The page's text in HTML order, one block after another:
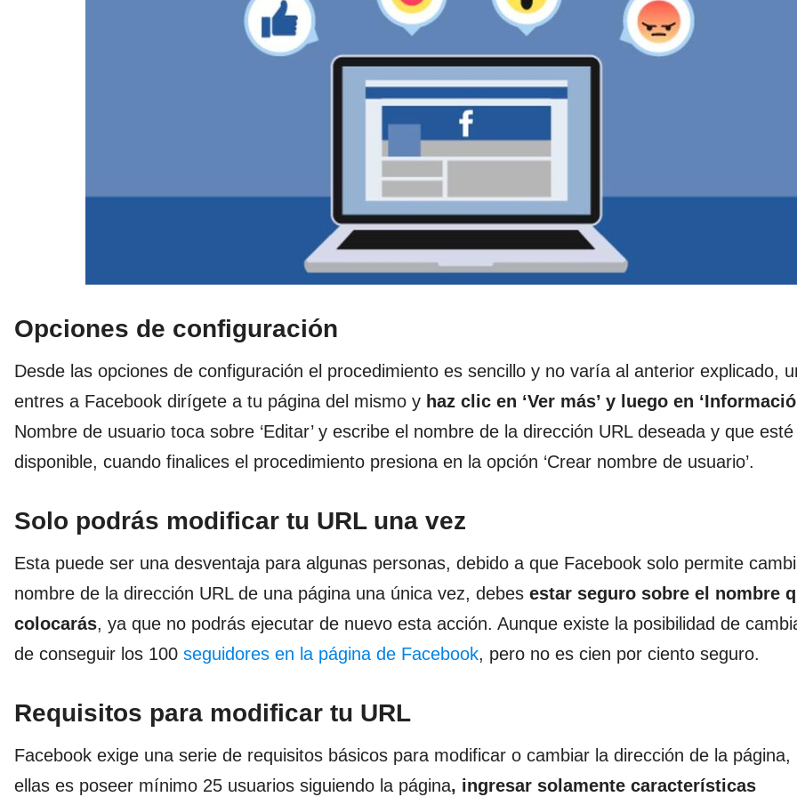
Opciones de configuración
Desde las opciones de configuración el procedimiento es sencillo y no varía al anterior explicado,
entres a Facebook dirígete a tu página del mismo y haz clic en ‘Ver más’ y luego en
Nombre de usuario toca sobre ‘Editar’ y escribe el nombre de la dirección URL deseada y que esté
disponible, cuando finalices el procedimiento presiona en la opción ‘Crear nombre de usuario’.
Solo podrás modificar tu URL una vez
Esta puede ser una desventaja para algunas personas, debido a que Facebook solo permite
nombre de la dirección URL de una página una única vez, debes estar seguro sobre el nombre
colocarás, ya que no podrás ejecutar de nuevo esta acción. Aunque existe la posibilidad de
de conseguir los 100 seguidores en la página de Facebook, pero no es cien por ciento seguro.
Requisitos para modificar tu URL
Facebook exige una serie de requisitos básicos para modificar o cambiar la dirección de la página,
ellas es poseer mínimo 25 usuarios siguiendo la página, ingresar solamente características